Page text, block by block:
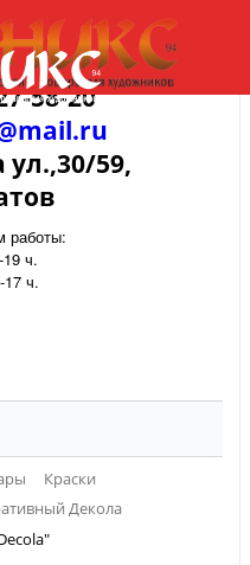
58-20
59,
работы:
ч.
ч.
Краски
Декола